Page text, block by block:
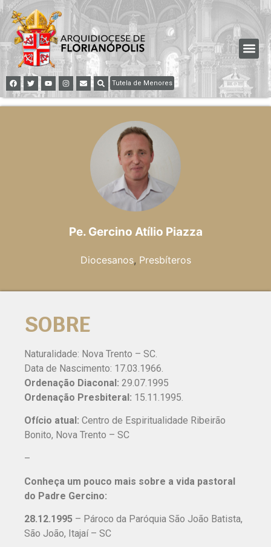
Tutela de Menores
Pe. Gercino Atílio Piazza
Diocesanos, Presbíteros
SOBRE
Naturalidade: Nova Trento – SC.
Data de Nascimento: 17.03.1966.
Ordenação Diaconal: 29.07.1995
Ordenação Presbiteral: 15.11.1995.
Ofício atual: Centro de Espiritualidade Ribeirão
Bonito, Nova Trento – SC
–
Conheça um pouco mais sobre a vida pastoral
do Padre Gercino:
28.12.1995 – Pároco da Paróquia São João Batista,
São João, Itajaí – SC